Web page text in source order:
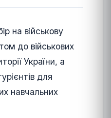
на військову
до військових
України, а
для
навчальних